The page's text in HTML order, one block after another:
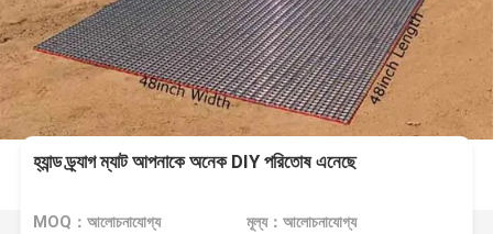
হ্যান্ড ড্র্যাগ ম্যাট আপনাকে অনেক DIY পরিতোষ এনেছে
MOQ：আলোচনাযোগ্য মূল্য：আলোচনাযোগ্য